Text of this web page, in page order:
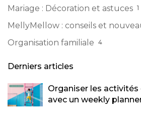
Mariage : Décoration et astuces 1
MellyMellow : conseils et
Organisation familiale 4
Derniers articles
Organiser les
avec un weekly